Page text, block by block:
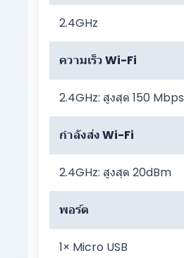
2.4GHz
ความเร็ว Wi-Fi
2.4GHz: สูงสุด 150 Mbps
กำลังส่ง Wi-Fi
2.4GHz: สูงสุด 20dBm
พอร์ต
1× Micro USB